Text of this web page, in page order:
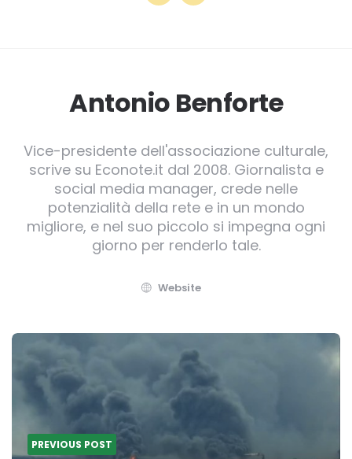
Antonio Benforte
Vice-presidente dell'associazione culturale,
scrive su Econote.it dal 2008. Giornalista e
social media manager, crede nelle
potenzialità della rete e in un mondo
migliore, e nel suo piccolo si impegna ogni
giorno per renderlo tale.
Website
Post
navigation
PREVIOUS POST